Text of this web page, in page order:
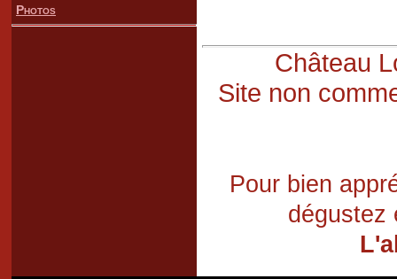
Photos
Château
Site non
Pour bien
dégustez